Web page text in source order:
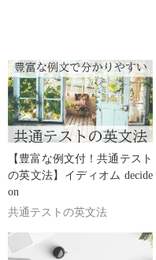
【豊富な例文付！共通テスト
の英文法】イディオム decide
on
共通テストの英文法